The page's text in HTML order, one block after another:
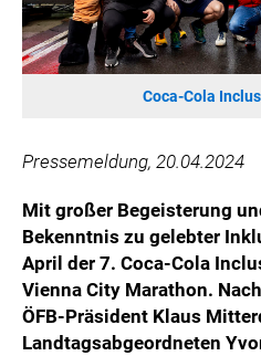
ANNEMARIE CHARITY
IMPERIAL MARKETS
TRÄGERVEREIN EINWEGPFAND
MEDIA
LOGOS
COCA COLA
PRESSEKONTAKT
Coca-Cola
Pressemeldung, 20.04.2024
Mit großer Begeisterung
Bekenntnis zu gelebter
April der 7. Coca-Cola
Vienna City Marathon.
ÖFB-Präsident Klaus
Landtagsabgeordneten